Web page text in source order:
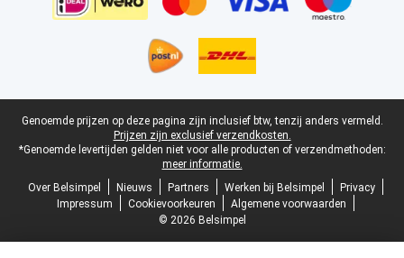
Juridische voettekst
Genoemde prijzen op deze pagina zijn inclusief btw, tenzij anders vermeld.
Prijzen zijn exclusief verzendkosten.
*Genoemde levertijden gelden niet voor alle producten of verzendmethoden:
meer informatie.
Over Belsimpel
Nieuws Partners Werken bij Belsimpel
Privacy
Impressum
Cookievoorkeuren
Algemene voorwaarden
© 2026 Belsimpel